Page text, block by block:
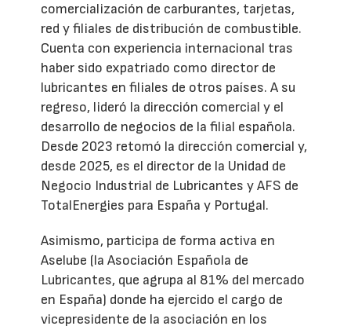
comercialización de carburantes, tarjetas,
red y filiales de distribución de combustible.
Cuenta con experiencia internacional tras
haber sido expatriado como director de
lubricantes en filiales de otros países. A su
regreso, lideró la dirección comercial y el
desarrollo de negocios de la filial española.
Desde 2023 retomó la dirección comercial y,
desde 2025, es el director de la Unidad de
Negocio Industrial de Lubricantes y AFS de
TotalEnergies para España y Portugal.
Asimismo, participa de forma activa en
Aselube (la Asociación Española de
Lubricantes, que agrupa al 81% del mercado
en España) donde ha ejercido el cargo de
vicepresidente de la asociación en los